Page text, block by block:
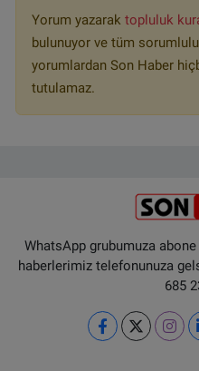
Yorum yazarak topluluk
bulunuyor ve tüm
yorumlardan Son Haber
tutulamaz.
WhatsApp grubumuza abone
haberlerimiz telefonunuza
685